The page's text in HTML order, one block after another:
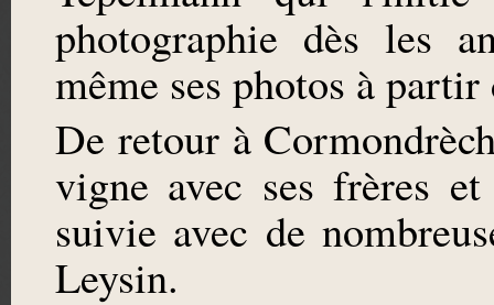
photographie dès les
même ses photos à
De retour à
vigne avec ses frères
suivie avec de
Leysin.